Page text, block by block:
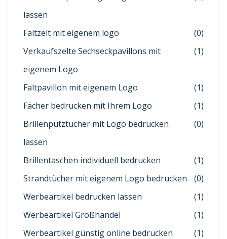
lassen
Faltzelt mit eigenem logo
(0)
Verkaufszelte Sechseckpavillons mit
eigenem Logo
(1)
Faltpavillon mit eigenem Logo
(1)
Fächer bedrucken mit Ihrem Logo
(1)
Brillenputztücher mit Logo bedrucken
lassen
(0)
Brillentaschen individuell bedrucken
(1)
Strandtücher mit eigenem Logo bedrucken
(0)
Werbeartikel bedrucken lassen
(1)
Werbeartikel Großhandel
(1)
Werbeartikel günstig online bedrucken
(1)